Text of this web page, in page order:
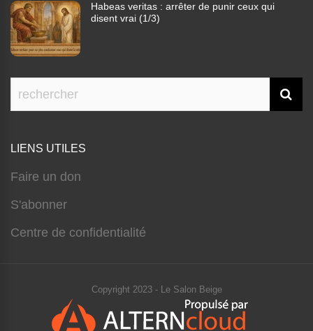
Habeas veritas : arrêter de punir ceux qui
disent vrai (1/3)
LIENS UTILES
Faire un don
S'abonner
Centre de confidentialité
Copyright 2023 - Le Salon Beige